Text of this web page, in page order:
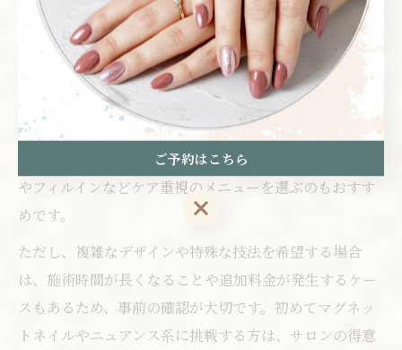
ニュアンス系は、あえて曖昧な色合いや質感を楽しむデ
ザインで、個性やセンスを表現できる点が多くの女性に
支持されています。サロンでは、希望に合わせてオリジ
ナルのカラー調合やアートを提案してもらえるため、他
人と被りにくいオーダーメイド感覚を味わえます。施術
の際は、爪の健康や持ちの良さも考慮して、パラジェル
やフィルインなどケア重視のメニューを選ぶのもおすす
めです。
ただし、複雑なデザインや特殊な技法を希望する場合
は、施術時間が長くなることや追加料金が発生するケー
スもあるため、事前の確認が大切です。初めてマグネッ
トネイルやニュアンス系に挑戦する方は、サロンの得意
ご予約はこちら
ご予約はこちら